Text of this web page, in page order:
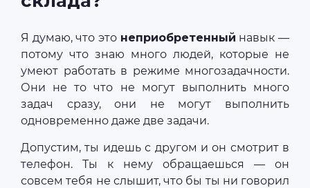
Я думаю, что это неприобретенный навык —
потому что знаю много людей, которые не
умеют работать в режиме многозадачности.
Они не то что не могут выполнить много
задач сразу, они не могут выполнить
одновременно даже две задачи.
Допустим, ты идешь с другом и он смотрит в
телефон. Ты к нему обращаешься — он
совсем тебя не слышит, что бы ты ни говорил